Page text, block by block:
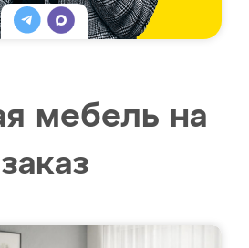
мебель на
заказ